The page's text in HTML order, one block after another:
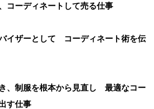
コーディネートして売る仕事
イザーとして コーディネート術を伝
、制服を根本から見直し 最適なコー
す仕事